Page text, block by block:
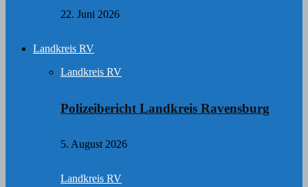
22. Juni 2026
Landkreis RV
Landkreis RV
Polizeibericht Landkreis Ravensburg
5. August 2026
Landkreis RV